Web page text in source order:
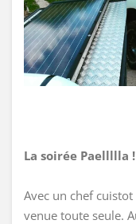
La soirée Paellllla
Avec un chef cuistot
venue toute seule.